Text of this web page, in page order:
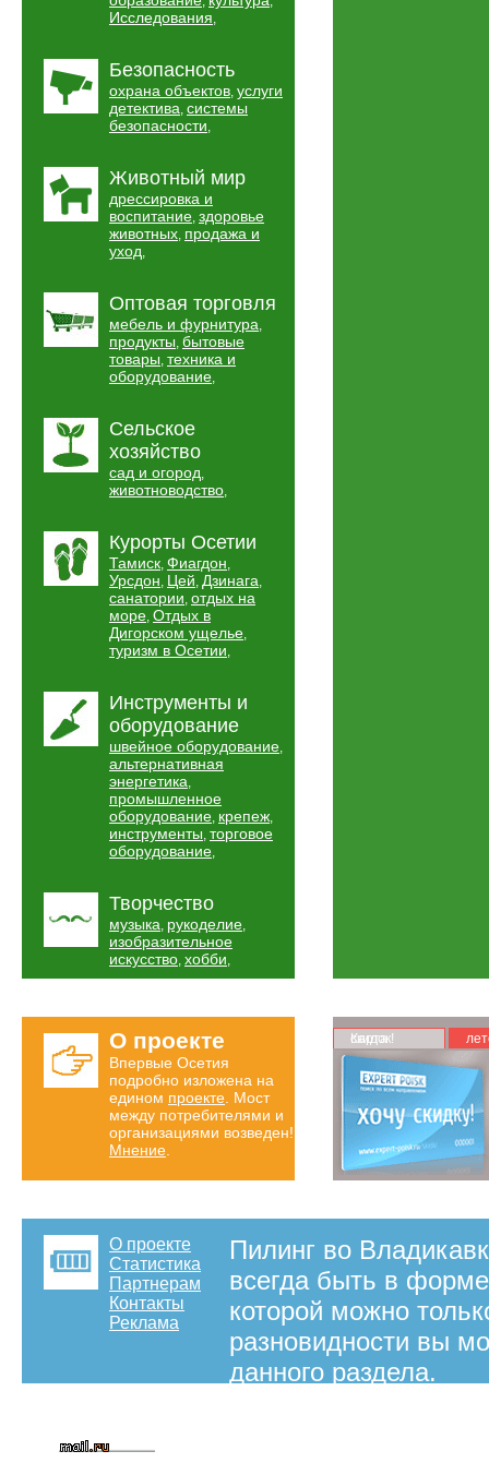
Исследования,
Безопасность
охрана объектов, услуги
детектива, системы
безопасности,
Животный мир
дрессировка и
воспитание, здоровье
животных, продажа и
уход,
Оптовая торговля
мебель и фурнитура,
продукты, бытовые
товары, техника и
оборудование,
Сельское
хозяйство
сад и огород,
животноводство,
Курорты Осетии
Тамиск, Фиагдон,
Урсдон, Цей, Дзинага,
санатории, отдых на
море, Отдых в
Дигорском ущелье,
туризм в Осетии,
Инструменты и
оборудование
швейное оборудование,
альтернативная
энергетика,
промышленное
оборудование, крепеж,
инструменты, торговое
оборудование,
Творчество
музыка, рукоделие,
изобразительное
искусство, хобби,
О проекте
Впервые Осетия
подробно изложена на
едином проекте . Мост
между потребителями и
организациями возведен!
Мнение
Карта скидок!
О проекте
Статистика
Партнерам
Контакты
Реклама
Пилинг во
всегда быть в
которой можно
разновидности вы
данного раздела.